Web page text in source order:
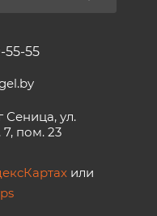
55-55
Сеница, ул.
пом. 23
или